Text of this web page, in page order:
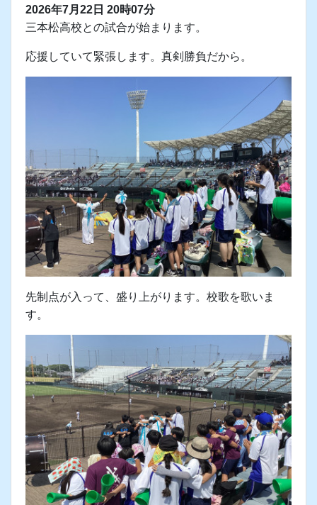
第108回全国高等学校野球選手権大会香
川大会（7/19、レクザムBP丸亀）に応
援に行きました。
2026年7月22日 20時07分
三本松高校との試合が始まります。
応援していて緊張します。真剣勝負だから。
先制点が入って、盛り上がります。校歌を歌いま
す。